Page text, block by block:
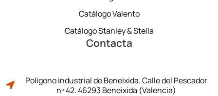
Catálogo Valento
Catálogo Stanley & Stella
Contacta
Poligono industrial de Beneixida. Calle del Pescador
nº 42. 46293 Beneixida (Valencia)